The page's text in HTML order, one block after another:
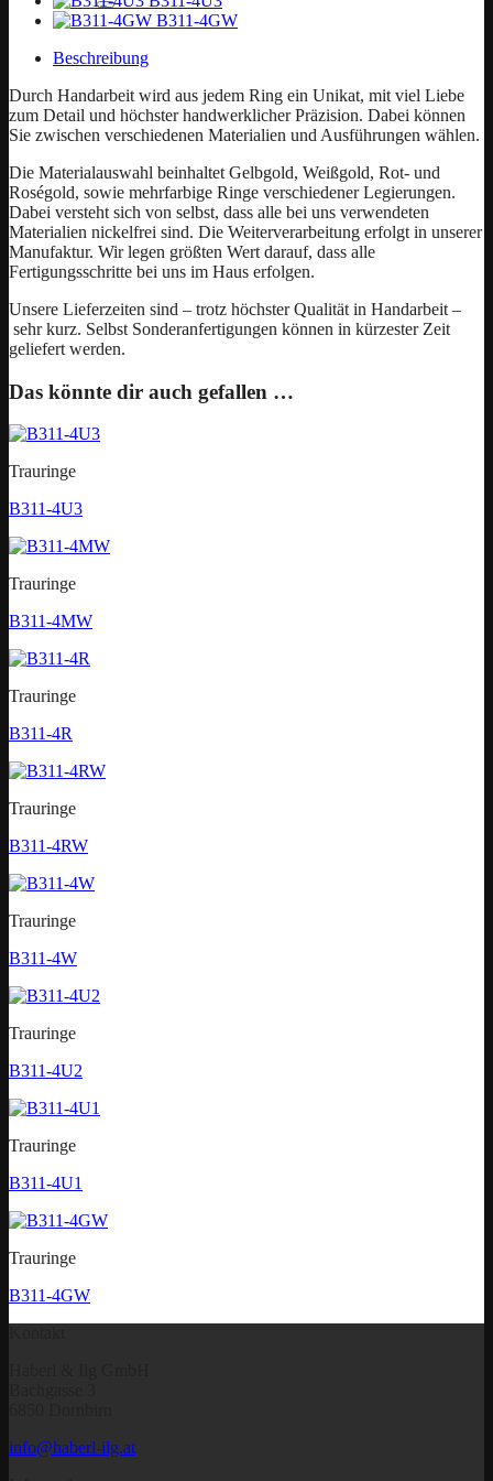
B311-4GW
Beschreibung
Durch Handarbeit wird aus jedem Ring ein Unikat, mit viel Liebe
zum Detail und höchster handwerklicher Präzision. Dabei können
Sie zwischen verschiedenen Materialien und Ausführungen wählen.
Die Materialauswahl beinhaltet Gelbgold, Weißgold, Rot- und
Roségold, sowie mehrfarbige Ringe verschiedener Legierungen.
Dabei versteht sich von selbst, dass alle bei uns verwendeten
Materialien nickelfrei sind. Die Weiterverarbeitung erfolgt in unserer
Manufaktur. Wir legen größten Wert darauf, dass alle
Fertigungsschritte bei uns im Haus erfolgen.
Unsere Lieferzeiten sind – trotz höchster Qualität in Handarbeit –
sehr kurz. Selbst Sonderanfertigungen können in kürzester Zeit
geliefert werden.
Das könnte dir auch gefallen …
Trauringe
B311-4U3
Trauringe
B311-4MW
Trauringe
B311-4R
Trauringe
B311-4RW
Trauringe
B311-4W
Trauringe
B311-4U2
Trauringe
B311-4U1
Trauringe
B311-4GW
info@haberl-ilg.at